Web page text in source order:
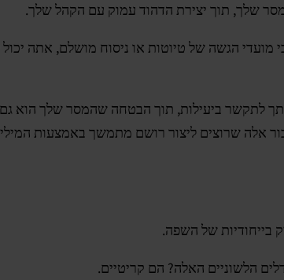
שלך, תוך יצירת הדהוד עמוק עם הקהל שלך.
מועדי הגשה של טיוטות או ניסוח מושלם, אתה
לתקשר ביעילות, תוך הבטחה שהמסר שלך הוא
אלה שרוצים ליצור רושם מתמשך באמצעות
בייחודיות של השפה.
הלשוניים האלה? הם קריטיים.